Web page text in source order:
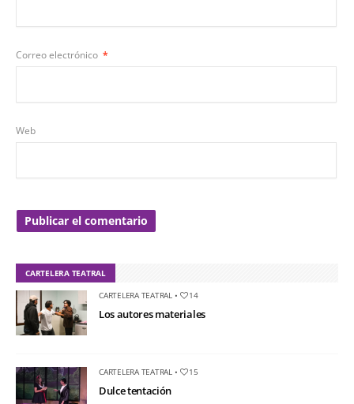
Correo electrónico *
Web
CARTELERA TEATRAL
CARTELERA TEATRAL• 14
Los autores materiales
CARTELERA TEATRAL• 15
Dulce tentación